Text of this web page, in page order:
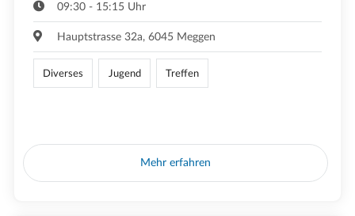
09:30 - 15:15 Uhr
Hauptstrasse 32a, 6045 Meggen
Diverses Jugend Treffen
Mehr erfahren